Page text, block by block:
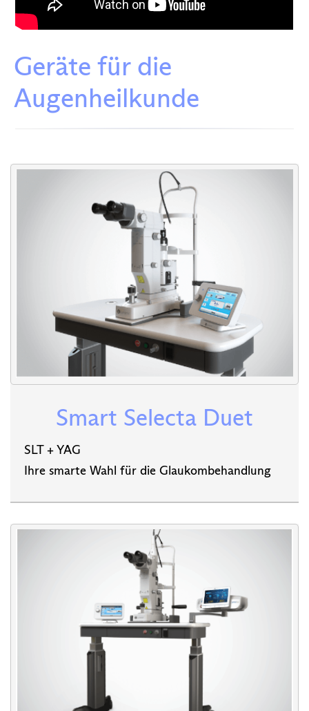
Geräte für die
Augenheilkunde
Smart Selecta Duet
SLT + YAG
Ihre smarte Wahl für die Glaukombehandlung